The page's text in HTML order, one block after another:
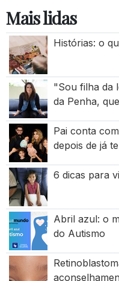
Mais lidas
Histórias: o
"Sou filha da
da Penha,
Pai conta
depois de já
6 dicas para
Abril azul: o
do Autismo